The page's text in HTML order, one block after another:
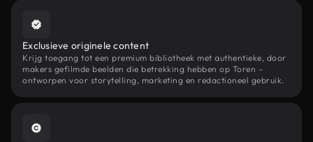
Exclusieve originele content
Krijg toegang tot een premium bibliotheek met authentieke, door
makers gefilmde beelden die betrekking hebben op Toren –
ontworpen voor storytelling, marketing en redactioneel gebruik.